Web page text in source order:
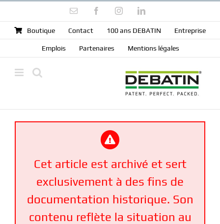
content
Email FacebookInstagramLinkedIn
Boutique Contact 100 ans DEBATIN Entreprise
Emplois Partenaires Mentions légales
Cet article est archivé et sert
exclusivement à des fins de
documentation historique. Son
contenu reflète la situation au